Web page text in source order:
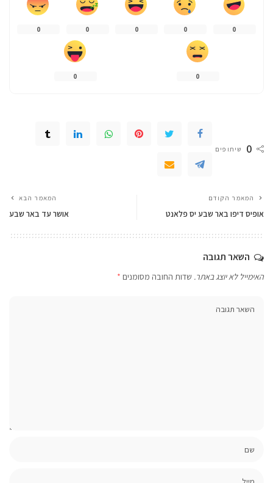
0
0
0
0
0
0
0
0 שיתופים
המאמר הקודם
אופיס דיפו באר שבע יס פלאנט
המאמר הבא
אושר עד באר שבע
השאר תגובה
האימייל לא יוצג באתר. שדות החובה מסומנים *